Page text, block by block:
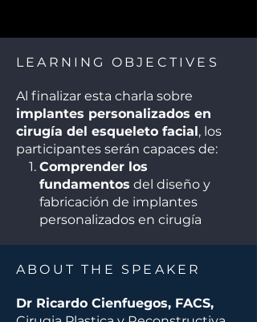
resultados estéticos superiores. Se
modelado 3D que facilitan la
creación de estos implantes, así
como los casos clínicos donde han
sido implementados con éxito.
Además, se destacan las
implicaciones para la rehabilitación
y la mejora de la calidad de vida de
los pacientes, subrayando el futuro
prometedor de esta tecnología en
la cirugía maxilofacial.
LEARNING OBJECTIVES
Al finalizar esta charla sobre
implantes personalizados en
cirugía del esqueleto facial, los
participantes serán capaces de:
Comprender los
fundamentos del diseño y
fabricación de implantes
personalizados en cirugía
imagen avanzada(TC, CBCT) y
planificación virtual 3D
ABOUT THE SPEAKER
Dr Ricardo Cienfuegos, FACS,